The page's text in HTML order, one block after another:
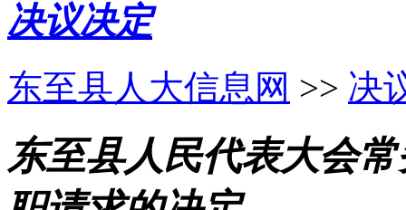
决议决定
东至县人大信息网 >> 决
东至县人民代表大会